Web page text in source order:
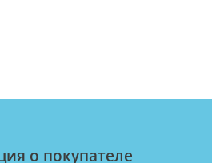
о покупателе